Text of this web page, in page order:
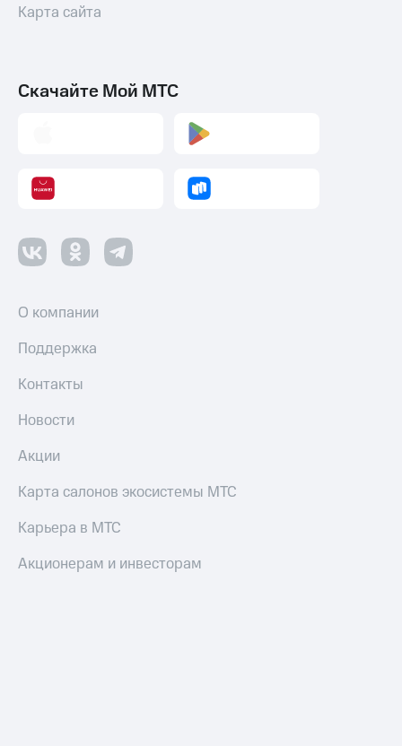
Карта сайта
Скачайте Мой МТС
О компании
Поддержка
Контакты
Новости
Акции
Карта салонов экосистемы МТС
Карьера в МТС
Акционерам и инвесторам